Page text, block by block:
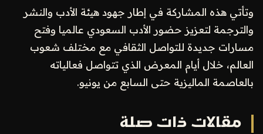
وتأتي هذه المشاركة في إطار جهود هيئة الأدب والنشر
والترجمة لتعزيز حضور الأدب السعودي عالميا وفتح
مسارات جديدة للتواصل الثقافي مع مختلف شعوب
العالم، خلال أيام المعرض الذي تتواصل فعالياته
بالعاصمة الماليزية حتى السابع من يونيو.
مقالات ذات صلة